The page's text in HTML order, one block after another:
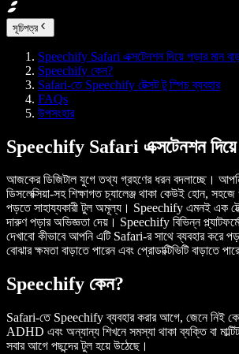
সূচিপত্র
Speechify Safari এক্সটেনশন দিয়ে পড়ার মান
Speechify কেন?
Safari-তে Speechify টেক্সট টু স্পিচ ব্যবহার
FAQs
উপসংহার
Speechify Safari এক্সটেনশন দিয়ে
আজকের ডিজিটাল যুগে তথ্য গ্রহণের ধরন বদলাচ্ছে। আপনি
ডিসলেক্সিয়া-সহ শিক্ষাগত চ্যালেঞ্জ থাকা কেউই হোন,
পড়তে সাহায্যকারী টুল অমূল্য। Speechify এমনই এক
দারুণ পড়ার অভিজ্ঞতা দেয়। Speechify বিভিন্ন
দেখাবো কীভাবে আপনি এটি Safari-র সাথে ব্যবহার করে
বোঝার ক্ষমতা বাড়াতে পারেন এবং প্রোডাক্টিভিটি বাড়াতে
Speechify কেন?
Safari-তে Speechify ব্যবহার করার আগে, জেনে নিই
ADHD এবং অন্যান্য শিখনে সমস্যা থাকা ব্যক্তি বা
সবার আগে পছন্দের টুল হয়ে উঠেছে।